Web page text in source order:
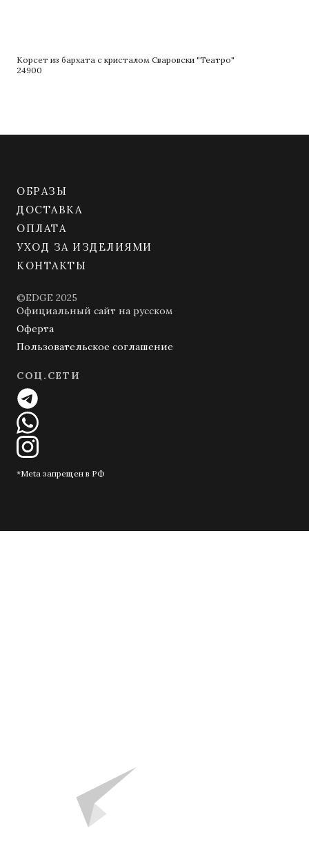
Корсет из бархата с кристалом Сваровски "Театро"
24900
©EDGE 2025
Официальный сайт на русском
Оферта
Пользовательское соглашение
ОБРАЗЫ
ДОСТАВКА
ОПЛАТА
УХОД ЗА ИЗДЕЛИЯМИ
КОНТАКТЫ
СОЦ.СЕТИ
*Meta запрещен в РФ